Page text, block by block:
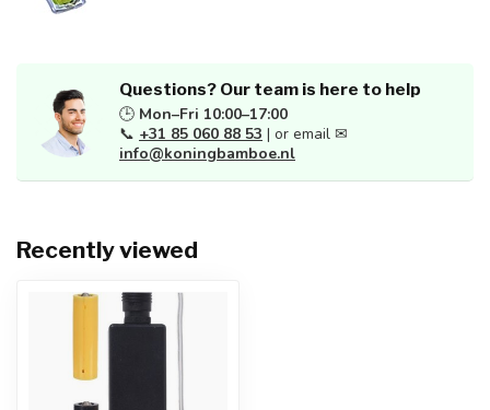
Questions? Our team is here to help
🕒 Mon–Fri 10:00–17:00
📞 +31 85 060 88 53 | or email ✉
info@koningbamboe.nl
Recently viewed